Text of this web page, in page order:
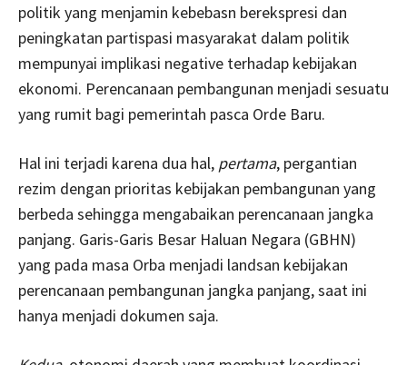
politik yang menjamin kebebasn berekspresi dan
peningkatan partispasi masyarakat dalam politik
mempunyai implikasi negative terhadap kebijakan
ekonomi. Perencanaan pembangunan menjadi sesuatu
yang rumit bagi pemerintah pasca Orde Baru.
Hal ini terjadi karena dua hal, pertama, pergantian
rezim dengan prioritas kebijakan pembangunan yang
berbeda sehingga mengabaikan perencanaan jangka
panjang. Garis-Garis Besar Haluan Negara (GBHN)
yang pada masa Orba menjadi landsan kebijakan
perencanaan pembangunan jangka panjang, saat ini
hanya menjadi dokumen saja.